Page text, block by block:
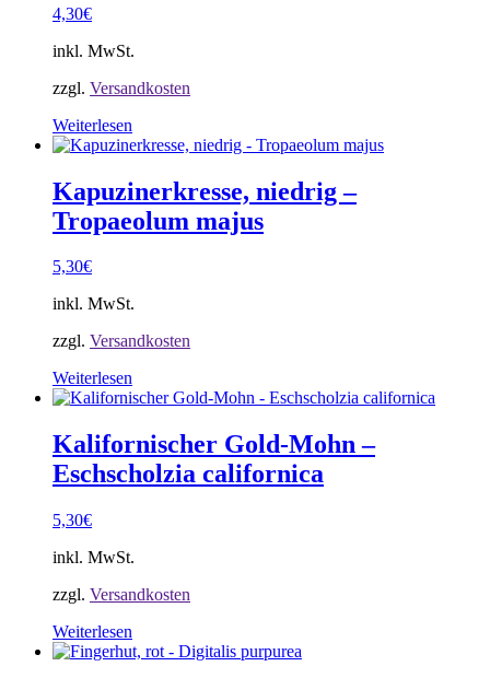
4,30€
inkl. MwSt.
zzgl. Versandkosten
Weiterlesen
Kapuzinerkresse, niedrig –
Tropaeolum majus
5,30€
inkl. MwSt.
zzgl. Versandkosten
Weiterlesen
Kalifornischer Gold-Mohn –
Eschscholzia californica
5,30€
inkl. MwSt.
zzgl. Versandkosten
Weiterlesen